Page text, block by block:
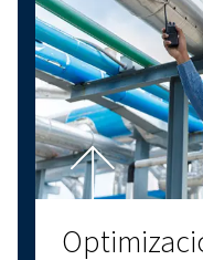
Descubra cuánto
variable. Utilice
ahorros potenciales
Obtenga más